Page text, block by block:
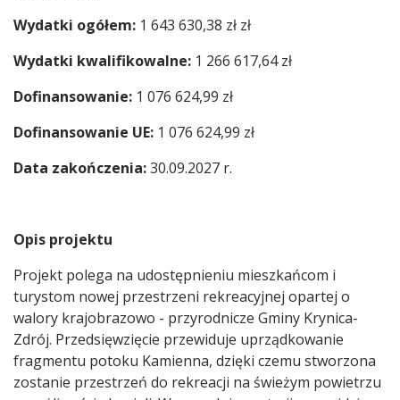
Wydatki ogółem: 1 643 630,38 zł zł
Wydatki kwalifikowalne: 1 266 617,64 zł
Dofinansowanie: 1 076 624,99 zł
Dofinansowanie UE: 1 076 624,99 zł
Data zakończenia:30.09.2027 r.
Opis projektu
Projekt polega na udostępnieniu mieszkańcom i
turystom nowej przestrzeni rekreacyjnej opartej o
walory krajobrazowo - przyrodnicze Gminy Krynica-
Zdrój. Przedsięwzięcie przewiduje uprządkowanie
fragmentu potoku Kamienna, dzięki czemu stworzona
zostanie przestrzeń do rekreacji na świeżym powietrzu